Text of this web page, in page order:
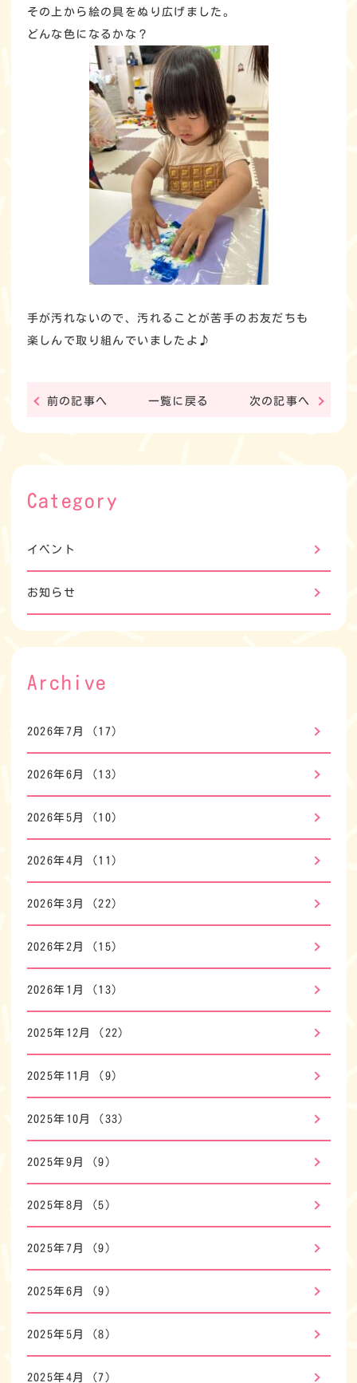
その上から絵の具をぬり広げました。
どんな色になるかな？
手が汚れないので、汚れることが苦手のお友だちも
楽しんで取り組んでいましたよ♪
前の記事へ 一覧に戻る 次の記事へ
Category
イベント
お知らせ
Archive
2026年7月 (17)
2026年6月 (13)
2026年5月 (10)
2026年4月 (11)
2026年3月 (22)
2026年2月 (15)
2026年1月 (13)
2025年12月 (22)
2025年11月 (9)
2025年10月 (33)
2025年9月 (9)
2025年8月 (5)
2025年7月 (9)
2025年6月 (9)
2025年5月 (8)
2025年4月 (7)